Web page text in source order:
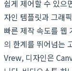
쉽게 제어할 수 있으
자인 템플릿과 그래
빠른 제작 속도를 웹
의 한계를 뛰어넘는
Vrew, 디자인은